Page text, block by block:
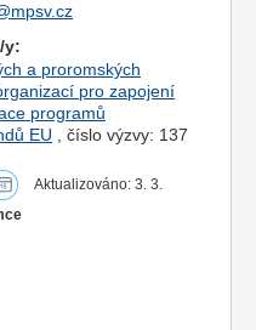
y:
a proromských
pro zapojení
programů
EU , číslo výzvy: 137
Aktualizováno: 3. 3.